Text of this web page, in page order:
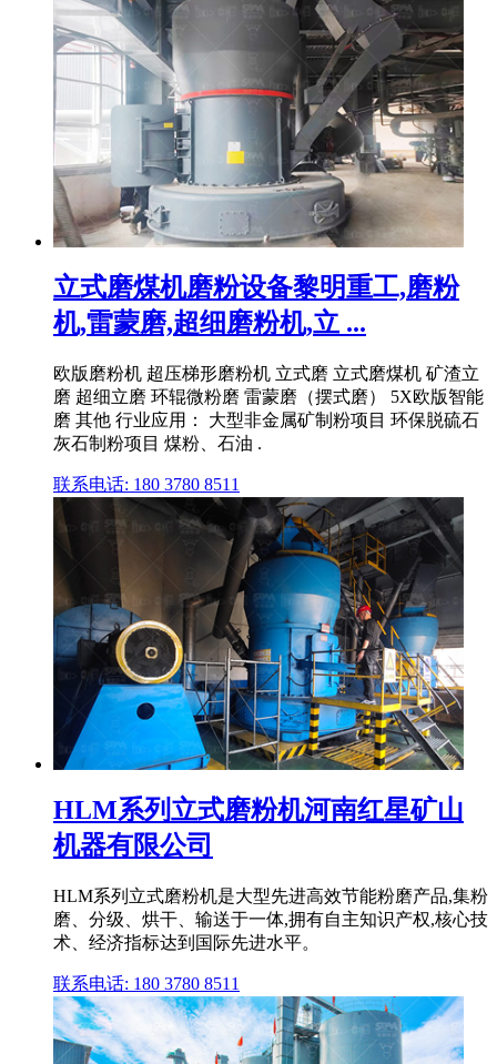
立式磨煤机磨粉设备黎明重工,磨粉
机,雷蒙磨,超细磨粉机,立 ...
欧版磨粉机 超压梯形磨粉机 立式磨 立式磨煤机 矿渣立
磨 超细立磨 环辊微粉磨 雷蒙磨（摆式磨） 5X欧版智能
磨 其他 行业应用： 大型非金属矿制粉项目 环保脱硫石
灰石制粉项目 煤粉、石油 .
联系电话: 180 3780 8511
HLM系列立式磨粉机河南红星矿山
机器有限公司
HLM系列立式磨粉机是大型先进高效节能粉磨产品,集粉
磨、分级、烘干、输送于一体,拥有自主知识产权,核心技
术、经济指标达到国际先进水平。
联系电话: 180 3780 8511